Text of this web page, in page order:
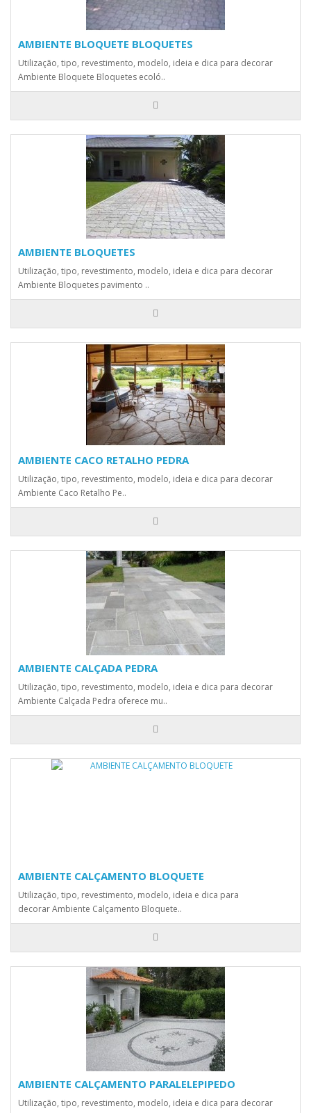
AMBIENTE BLOQUETE BLOQUETES
Utilização, tipo, revestimento, modelo, ideia e dica para decorar
Ambiente Bloquete Bloquetes ecoló..
AMBIENTE BLOQUETES
Utilização, tipo, revestimento, modelo, ideia e dica para decorar
Ambiente Bloquetes pavimento ..
AMBIENTE CACO RETALHO PEDRA
Utilização, tipo, revestimento, modelo, ideia e dica para decorar
Ambiente Caco Retalho Pe..
AMBIENTE CALÇADA PEDRA
Utilização, tipo, revestimento, modelo, ideia e dica para decorar
Ambiente Calçada Pedra oferece mu..
AMBIENTE CALÇAMENTO BLOQUETE
Utilização, tipo, revestimento, modelo, ideia e dica para
decorar Ambiente Calçamento Bloquete..
AMBIENTE CALÇAMENTO PARALELEPIPEDO
Utilização, tipo, revestimento, modelo, ideia e dica para decorar